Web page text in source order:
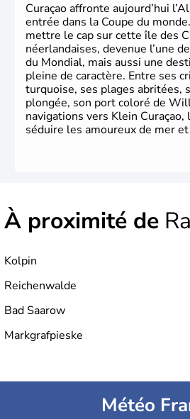
Curaçao affronte aujourd’hui
entrée dans la Coupe du monde.
mettre le cap sur cette île des
néerlandaises, devenue l’une
du Mondial, mais aussi une
pleine de caractère. Entre ses
turquoise, ses plages abritées,
plongée, son port coloré de
navigations vers Klein Curaçao,
séduire les amoureux de mer et
À proximité de
Kolpin
Reichenwalde
Bad Saarow
Markgrafpieske
Météo